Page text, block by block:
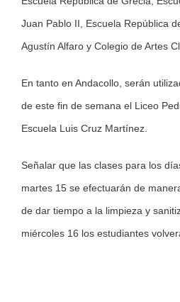
Juan Pablo II, Escuela República
Agustín Alfaro y Colegio de Artes
En tanto en Andacollo, serán
de este fin de semana el Liceo
Escuela Luis Cruz Martínez.
Señalar que las clases para los
martes 15 se efectuarán de
de dar tiempo a la limpieza y
miércoles 16 los estudiantes